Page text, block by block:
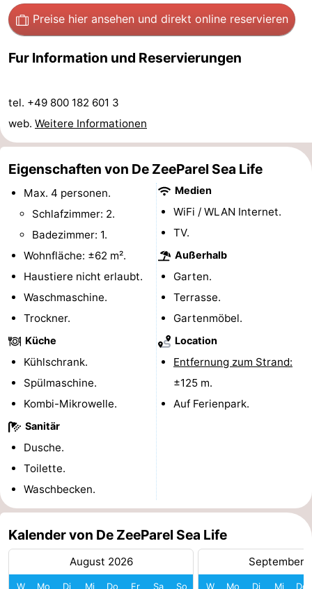
Schwimmbader
-
Reiten
-
Golfplatze
-
Surfen
-
Essen
trinken
Praktisch
Route
Parken
Reisebuchshop
Medizin
Adressen
Region
-
Natur
Preise hier ansehen und direkt online reservieren
Fur Information und Reservierungen
tel. +49 800 182 601 3
web. Weitere Informationen
Eigenschaften von De ZeeParel Sea Life
Max. 4 personen.
Schlafzimmer: 2.
Badezimmer: 1.
Wohnfläche: ±62 m².
Haustiere nicht erlaubt.
Waschmaschine.
Trockner.
Küche
Kühlschrank.
Spülmaschine.
Kombi-Mikrowelle.
Sanitär
Dusche.
Toilette.
Waschbecken.
Medien
WiFi / WLAN Internet.
TV.
Außerhalb
Garten.
Terrasse.
Gartenmöbel.
Location
Entfernung zum Strand:
±125 m.
Auf Ferienpark.
Kalender von De ZeeParel Sea Life
August 2026
W Mo Di Mi Do Fr Sa So
September
W Mo Di Mi Do